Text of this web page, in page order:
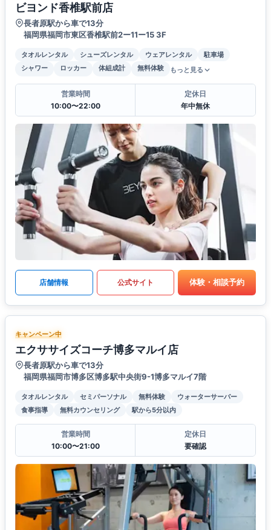
ビヨンド香椎駅前店
長者原駅から車で13分
福岡県福岡市東区香椎駅前2ー11ー15 3F
タオルレンタル シューズレンタル ウェアレンタル
駐車場
シャワー
ロッカー 体組成計 無料体験 もっと見る
営業時間
10:00〜22:00
定休日
年中無休
店舗情報 公式サイト 体験・相談予約
キャンペーン中
エクササイズコーチ博多マルイ店
長者原駅から車で13分
福岡県福岡市博多区博多駅中央街9-1博多マルイ7階
タオルレンタル セミパーソナル 無料体験
ウォーターサーバー
食事指導
無料カウンセリング 駅から5分以内
営業時間
10:00〜21:00
定休日
要確認